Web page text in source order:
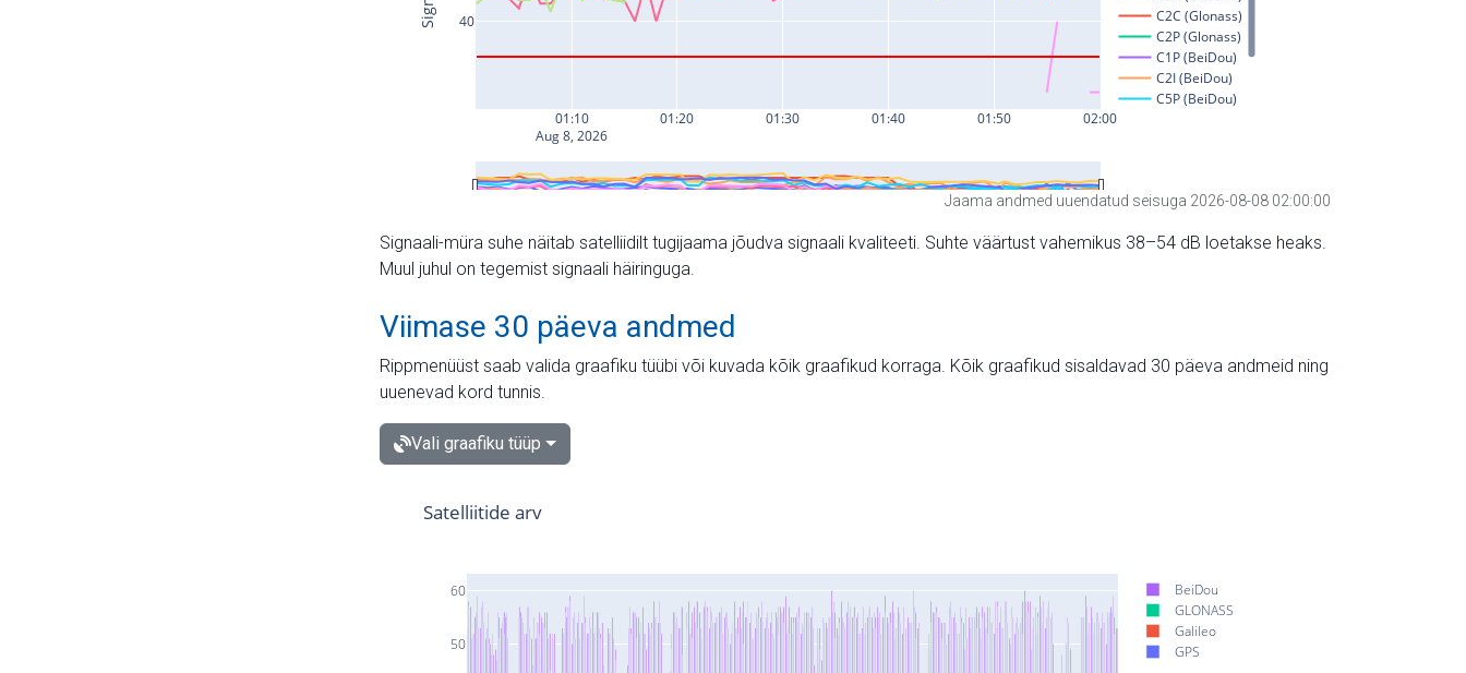
Jaama andmed uuendatud seisuga 2026-08-08 02:00:00
Signaali-müra suhe näitab satelliidilt tugijaama jõudva signaali kvaliteeti. Suhte väärtust vahemikus 38–54 dB loetakse heaks.
Muul juhul on tegemist signaali häiringuga.
Viimase 30 päeva andmed
Rippmenüüst saab valida graafiku tüübi või kuvada kõik graafikud korraga. Kõik graafikud sisaldavad 30 päeva andmeid ning
uuenevad kord tunnis.
Vali graafiku tüüp
50
60
BeiDou
GLONASS
Galileo
GPS
Satelliitide arv